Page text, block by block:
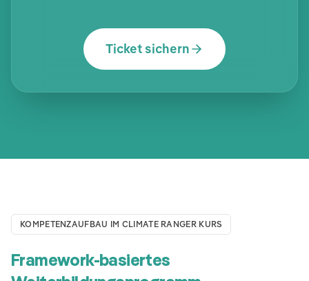
Ticket sichern
KOMPETENZAUFBAU IM CLIMATE RANGER KURS
Framework-basiertes